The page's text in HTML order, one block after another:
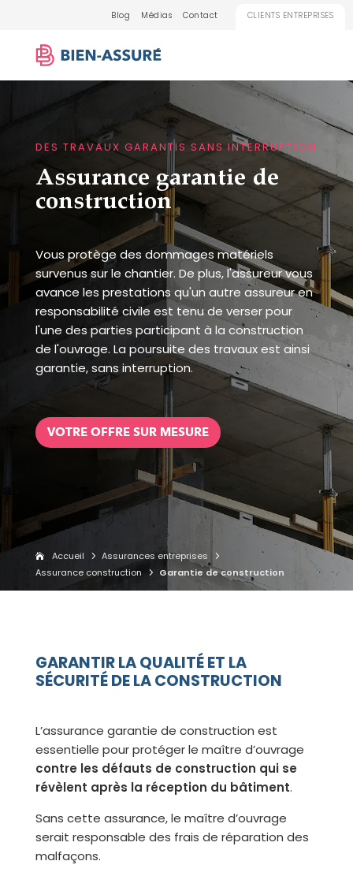
Blog Médias Contact CLIENTS ENTREPRISES
DES TRAVAUX GARANTIS SANS INTERRUPTION
Assurance garantie de
construction
Vous protège des dommages matériels
survenus sur le chantier. De plus, l'assureur vous
avance les prestations qu'un autre assureur en
responsabilité civile est tenu de verser pour
l'une des parties participant à la construction
de l'ouvrage. La poursuite des travaux est ainsi
garantie, sans interruption.
VOTRE OFFRE SUR MESURE
Accueil 5 Assurances entreprises
5
Assurance construction
5 Garantie de construction
GARANTIR LA QUALITÉ ET LA
SÉCURITÉ DE LA CONSTRUCTION
L’assurance garantie de construction est
essentielle pour protéger le maître d’ouvrage
contre les défauts de construction qui se
révèlent après la réception du bâtiment.
Sans cette assurance, le maître d’ouvrage
serait responsable des frais de réparation des
malfaçons.